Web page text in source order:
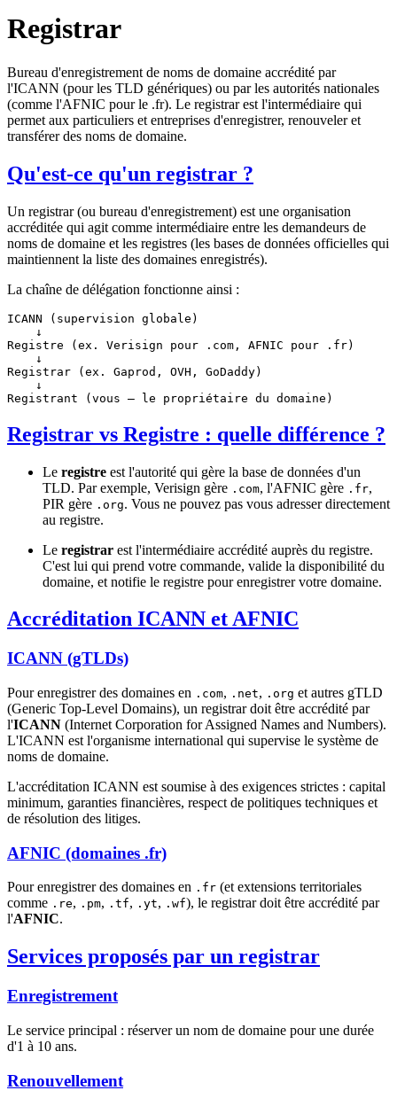
Registrar
Bureau d'enregistrement de noms de domaine accrédité par
l'ICANN (pour les TLD génériques) ou par les autorités nationales
(comme l'AFNIC pour le .fr). Le registrar est l'intermédiaire qui
permet aux particuliers et entreprises d'enregistrer, renouveler et
transférer des noms de domaine.
Qu'est-ce qu'un registrar ?
Un registrar (ou bureau d'enregistrement) est une organisation
accréditée qui agit comme intermédiaire entre les demandeurs de
noms de domaine et les registres (les bases de données officielles qui
maintiennent la liste des domaines enregistrés).
La chaîne de délégation fonctionne ainsi :
ICANN (supervision globale)
    ↓
Registre (ex. Verisign pour .com, AFNIC pour .fr)
    ↓
Registrar (ex. Gaprod, OVH, GoDaddy)
    ↓
Registrar vs Registre : quelle différence ?
Le registre est l'autorité qui gère la base de données d'un
TLD. Par exemple, Verisign gère .com, l'AFNIC gère .fr,
PIR gère .org. Vous ne pouvez pas vous adresser directement
au registre.
Le registrar est l'intermédiaire accrédité auprès du registre.
C'est lui qui prend votre commande, valide la disponibilité du
domaine, et notifie le registre pour enregistrer votre domaine.
Accréditation ICANN et AFNIC
ICANN (gTLDs)
Pour enregistrer des domaines en .com, .net, .org et autres gTLD
(Generic Top-Level Domains), un registrar doit être accrédité par
l'ICANN (Internet Corporation for Assigned Names and Numbers).
L'ICANN est l'organisme international qui supervise le système de
noms de domaine.
L'accréditation ICANN est soumise à des exigences strictes : capital
minimum, garanties financières, respect de politiques techniques et
de résolution des litiges.
AFNIC (domaines .fr)
Pour enregistrer des domaines en .fr (et extensions territoriales
comme .re, .pm, .tf, .yt, .wf), le registrar doit être accrédité par
l'AFNIC.
Services proposés par un registrar
Enregistrement
Le service principal : réserver un nom de domaine pour une durée
d'1 à 10 ans.
Renouvellement